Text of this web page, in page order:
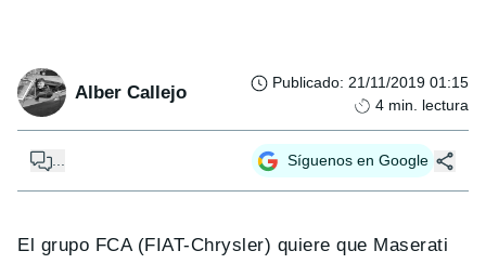
Alber Callejo Publicado: 21/11/2019 01:15
4 min. lectura
... Síguenos en Google
El grupo FCA (FIAT-Chrysler) quiere que Maserati